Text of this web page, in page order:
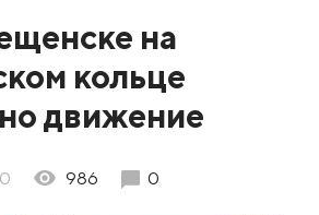
на
кольце
движение
986 0